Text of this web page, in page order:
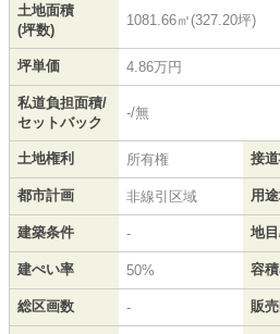
土地面積
(坪数)
1081.66㎡(327.20坪)
坪単価 4.86万円
私道負担面積/
セットバック
-/無
土地権利 所有権 接
都市計画 非線引区域 用
建築条件 - 地
建ぺい率 50% 容
総区画数 - 販